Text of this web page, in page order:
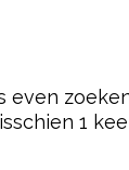
even
1